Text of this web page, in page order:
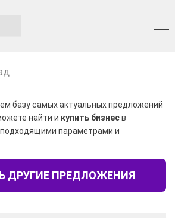
базу самых актуальных предложений
найти и купить бизнесв
параметрами и
ДРУГИЕ ПРЕДЛОЖЕНИЯ